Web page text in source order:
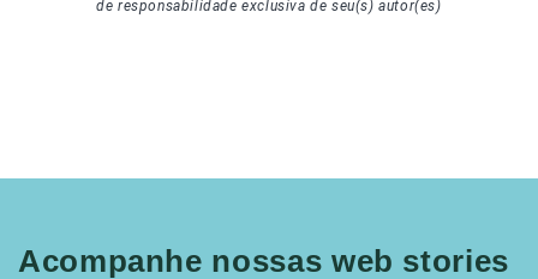
de responsabilidade exclusiva de seu(s) autor(es)
Acompanhe nossas web stories